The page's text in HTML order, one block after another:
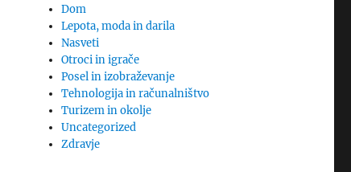
Dom
Lepota, moda in darila
Nasveti
Otroci in igrače
Posel in izobraževanje
Tehnologija in računalništvo
Turizem in okolje
Uncategorized
Zdravje